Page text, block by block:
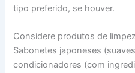
tipo preferido, se houver.
Considere produtos de
Sabonetes japoneses
condicionadores (com